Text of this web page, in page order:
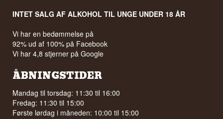
INTET SALG AF ALKOHOL TIL UNGE UNDER 18 ÅR
Vi har en bedømmelse på
92% ud af 100% på Facebook
Vi har 4,8 stjerner på Google
ÅBNINGSTIDER
Mandag til torsdag: 11:30 til 16:00
Fredag: 11:30 til 15:00
Første lørdag i måneden: 10:00 til 15:00